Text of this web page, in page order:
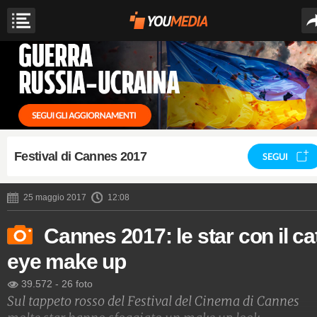
Festival di Cannes 2017 SEGUI
25 maggio 2017 12:08
Cannes 2017: le star con il
eye make up
39.572 - 26 foto
Sul tappeto rosso del Festival del Cinema di Cannes